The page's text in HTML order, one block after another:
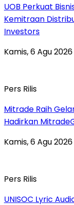
UOB Perkuat
Kemitraan
Investors
Kamis, 6 Agu
Pers Rilis
Mitrade Raih
Hadirkan
Kamis, 6 Agu
Pers Rilis
UNISOC Lyric